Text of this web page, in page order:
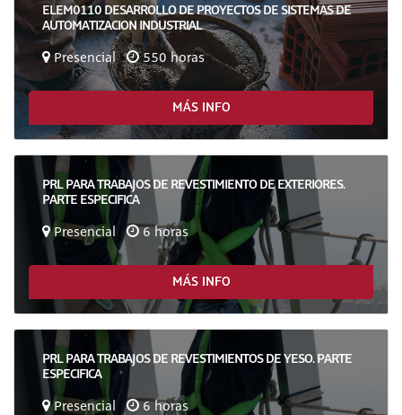
ELEM0110 DESARROLLO DE PROYECTOS DE SISTEMAS DE
AUTOMATIZACION INDUSTRIAL
Presencial 550 horas
MÁS INFO
PRL PARA TRABAJOS DE REVESTIMIENTO DE EXTERIORES.
PARTE ESPECIFICA
Presencial 6 horas
MÁS INFO
PRL PARA TRABAJOS DE REVESTIMIENTOS DE YESO. PARTE
ESPECIFICA
Presencial 6 horas